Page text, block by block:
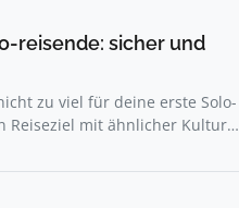
reisende: sicher und
zu viel für deine erste Solo-
Reiseziel mit ähnlicher Kultur…